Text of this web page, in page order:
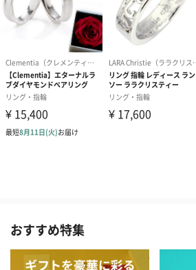
おすすめ特集